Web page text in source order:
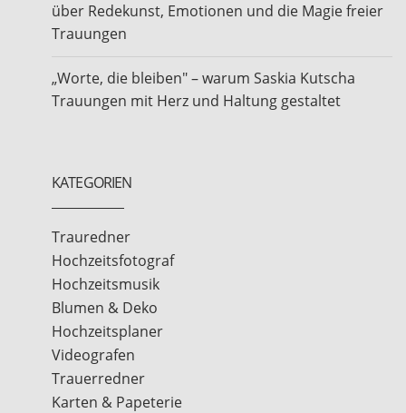
über Redekunst, Emotionen und die Magie freier
Trauungen
„Worte, die bleiben" – warum Saskia Kutscha
Trauungen mit Herz und Haltung gestaltet
KATEGORIEN
Trauredner
Hochzeitsfotograf
Hochzeitsmusik
Blumen & Deko
Hochzeitsplaner
Videografen
Trauerredner
Karten & Papeterie